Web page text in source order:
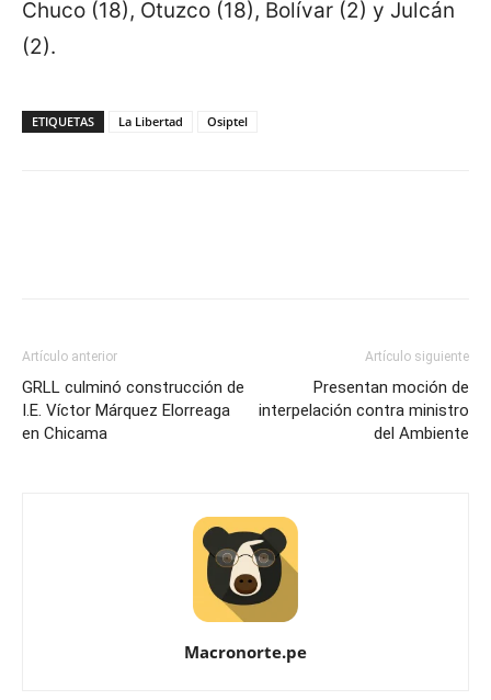
Chuco (18), Otuzco (18), Bolívar (2) y Julcán
(2).
ETIQUETAS La Libertad Osiptel
Artículo anterior
GRLL culminó construcción de
I.E. Víctor Márquez Elorreaga
en Chicama
Artículo siguiente
Presentan moción de
interpelación contra ministro
del Ambiente
Macronorte.pe